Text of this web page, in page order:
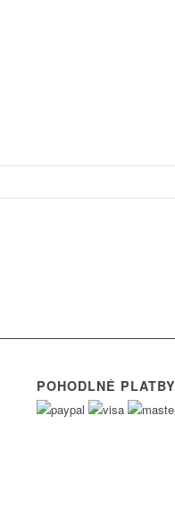
POHODLNÉ PLATBY